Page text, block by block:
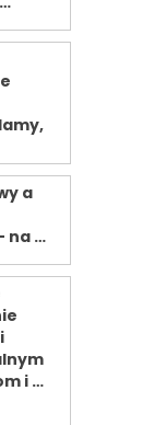
a
na …
i …